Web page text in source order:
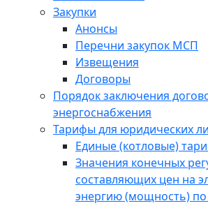
Закупки
Анонсы
Перечни закупок МСП
Извещения
Договоры
Порядок заключения
энергоснабжения
Тарифы для юридических
Единые (котловые)
Значения конечных
составляющих цен на
энергию (мощность)